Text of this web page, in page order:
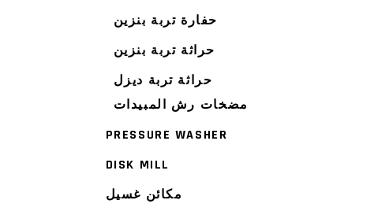
حفارة تربة بنزين
حراثة تربة بنزين
حراثة تربة ديزل
مضخات رش المبيدات
PRESSURE WASHER
DISK MILL
مكائن غسيل